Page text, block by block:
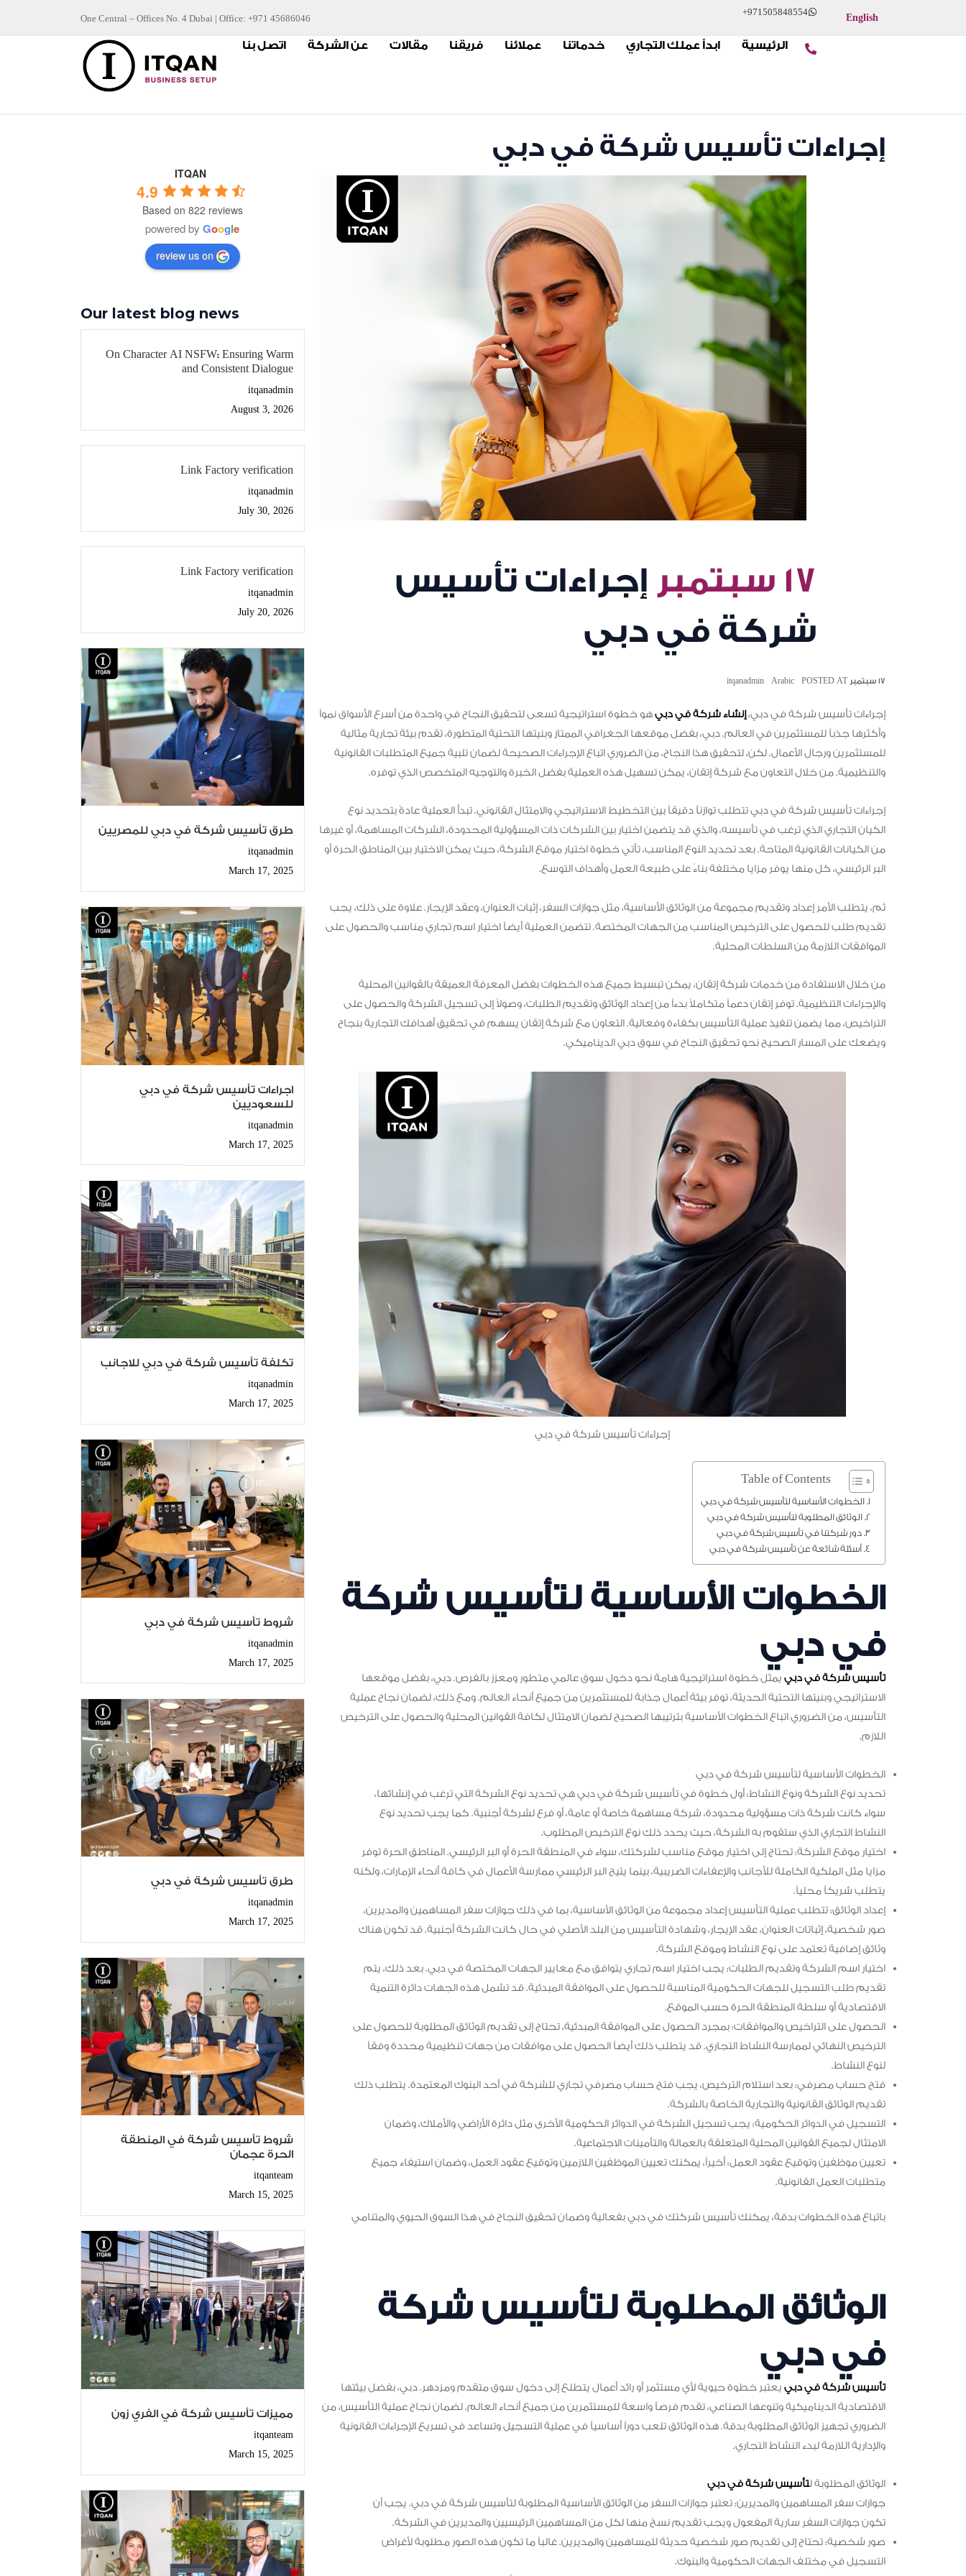
English
+971505848554
One Central – Offices No. 4 Dubai | Office: +971 45686046
الرئيسية ابدأ عملك التجاري خدماتنا عملائنا فريقنا مقالات عن الشركة اتصل بنا
إجراءات تأسيس شركة في دبي
١٧ سبتمبر
إجراءات تأسيس
شركة في دبي
١٧ سبتمبر POSTED AT Arabic
itqanadmin
إجراءات تأسيس شركة في دبي، إنشاء شركة في دبيهو خطوة استراتيجية تسعى لتحقيق النجاح في واحدة من أسرع الأسواق نمواً
وأكثرها جذباً للمستثمرين في العالم. دبي، بفضل موقعها الجغرافي الممتاز وبنيتها التحتية المتطورة، تقدم بيئة تجارية مثالية
للمستثمرين ورجال الأعمال. لكن، لتحقيق هذا النجاح، من الضروري اتباع الإجراءات الصحيحة لضمان تلبية جميع المتطلبات القانونية
والتنظيمية. من خلال التعاون مع شركة إتقان، يمكن تسهيل هذه العملية بفضل الخبرة والتوجيه المتخصص الذي توفره.
إجراءات تأسيس شركة في دبي تتطلب توازناً دقيقاً بين التخطيط الاستراتيجي والامتثال القانوني. تبدأ العملية عادةً بتحديد نوع
الكيان التجاري الذي ترغب في تأسيسه، والذي قد يتضمن اختيار بين الشركات ذات المسؤولية المحدودة، الشركات المساهمة، أو غيرها
من الكيانات القانونية المتاحة. بعد تحديد النوع المناسب، تأتي خطوة اختيار موقع الشركة، حيث يمكن الاختيار بين المناطق الحرة أو
البر الرئيسي، كل منها يوفر مزايا مختلفة بناءً على طبيعة العمل وأهداف التوسع.
ثم، يتطلب الأمر إعداد وتقديم مجموعة من الوثائق الأساسية، مثل جوازات السفر، إثبات العنوان، وعقد الإيجار. علاوة على ذلك، يجب
تقديم طلب للحصول على الترخيص المناسب من الجهات المختصة. تتضمن العملية أيضاً اختيار اسم تجاري مناسب والحصول على
الموافقات اللازمة من السلطات المحلية.
من خلال الاستفادة من خدمات شركة إتقان، يمكن تبسيط جميع هذه الخطوات بفضل المعرفة العميقة بالقوانين المحلية
والإجراءات التنظيمية. توفر إتقان دعماً متكاملاً بدءاً من إعداد الوثائق وتقديم الطلبات، وصولاً إلى تسجيل الشركة والحصول على
التراخيص، مما يضمن تنفيذ عملية التأسيس بكفاءة وفعالية. التعاون مع شركة إتقان يسهم في تحقيق أهدافك التجارية بنجاح
ويضعك على المسار الصحيح نحو تحقيق النجاح في سوق دبي الديناميكي.
إجراءات تأسيس شركة في دبي
Table of Contents
الخطوات الأساسية لتأسيس شركة في دبي
الوثائق المطلوبة لتأسيس شركة في دبي
دور شركتنا في تأسيس شركة في دبي
أسئلة شائعة عن تأسيس شركة في دبي
الخطوات الأساسية لتأسيس شركة
في دبي
تأسيس شركة في دبي يمثل خطوة استراتيجية هامة نحو دخول سوق عالمي متطور ومعزز بالفرص. دبي، بفضل موقعها
الاستراتيجي وبنيتها التحتية الحديثة، توفر بيئة أعمال جذابة للمستثمرين من جميع أنحاء العالم. ومع ذلك، لضمان نجاح عملية
التأسيس، من الضروري اتباع الخطوات الأساسية بترتيبها الصحيح لضمان الامتثال لكافة القوانين المحلية والحصول على الترخيص
اللازم.
الخطوات الأساسية لتأسيس شركة في دبي
تحديد نوع الشركة ونوع النشاط: أول خطوة في تأسيس شركة في دبي هي تحديد نوع الشركة التي ترغب في إنشائها،
سواء كانت شركة ذات مسؤولية محدودة، شركة مساهمة خاصة أو عامة، أو فرع لشركة أجنبية. كما يجب تحديد نوع
النشاط التجاري الذي ستقوم به الشركة، حيث يحدد ذلك نوع الترخيص المطلوب.
اختيار موقع الشركة: تحتاج إلى اختيار موقع مناسب لشركتك، سواء في المنطقة الحرة أو البر الرئيسي. المناطق الحرة توفر
مزايا مثل الملكية الكاملة للأجانب والإعفاءات الضريبية، بينما يتيح البر الرئيسي ممارسة الأعمال في كافة أنحاء الإمارات، ولكنه
يتطلب شريكاً محلياً.
إعداد الوثائق: تتطلب عملية التأسيس إعداد مجموعة من الوثائق الأساسية، بما في ذلك جوازات سفر المساهمين والمديرين،
صور شخصية، إثباتات العنوان، عقد الإيجار، وشهادة التأسيس من البلد الأصلي في حال كانت الشركة أجنبية. قد تكون هناك
وثائق إضافية تعتمد على نوع النشاط وموقع الشركة.
اختيار اسم الشركة وتقديم الطلبات: يجب اختيار اسم تجاري يتوافق مع معايير الجهات المختصة في دبي. بعد ذلك، يتم
تقديم طلب التسجيل للجهات الحكومية المناسبة للحصول على الموافقة المبدئية. قد تشمل هذه الجهات دائرة التنمية
الاقتصادية أو سلطة المنطقة الحرة حسب الموقع.
الحصول على التراخيص والموافقات: بمجرد الحصول على الموافقة المبدئية، تحتاج إلى تقديم الوثائق المطلوبة للحصول على
الترخيص النهائي لممارسة النشاط التجاري. قد يتطلب ذلك أيضاً الحصول على موافقات من جهات تنظيمية محددة وفقاً
لنوع النشاط.
فتح حساب مصرفي: بعد استلام الترخيص، يجب فتح حساب مصرفي تجاري للشركة في أحد البنوك المعتمدة. يتطلب ذلك
تقديم الوثائق القانونية والتجارية الخاصة بالشركة.
التسجيل في الدوائر الحكومية: يجب تسجيل الشركة في الدوائر الحكومية الأخرى مثل دائرة الأراضي والأملاك، وضمان
الامتثال لجميع القوانين المحلية المتعلقة بالعمالة والتأمينات الاجتماعية.
تعيين موظفين وتوقيع عقود العمل: أخيراً، يمكنك تعيين الموظفين اللازمين وتوقيع عقود العمل، وضمان استيفاء جميع
متطلبات العمل القانونية.
باتباع هذه الخطوات بدقة، يمكنك تأسيس شركتك في دبي بفعالية وضمان تحقيق النجاح في هذا السوق الحيوي والمتنامي
الوثائق المطلوبة لتأسيس شركة
في دبي
تأسيس شركة في دبي يعتبر خطوة حيوية لأي مستثمر أو رائد أعمال يتطلع إلى دخول سوق متقدم ومزدهر. دبي، بفضل بيئتها
الاقتصادية الديناميكية وتنوعها الصناعي، تقدم فرصاً واسعة للمستثمرين من جميع أنحاء العالم. لضمان نجاح عملية التأسيس، من
الضروري تجهيز الوثائق المطلوبة بدقة. هذه الوثائق تلعب دوراً أساسياً في عملية التسجيل وتساعد في تسريع الإجراءات القانونية
والإدارية اللازمة لبدء النشاط التجاري.
الوثائق المطلوبة لتأسيس شركة في دبي
جوازات سفر المساهمين والمديرين: تعتبر جوازات السفر من الوثائق الأساسية المطلوبة لتأسيس شركة في دبي. يجب أن
تكون جوازات السفر سارية المفعول ويجب تقديم نسخ منها لكل من المساهمين الرئيسيين والمديرين في الشركة.
صور شخصية: تحتاج إلى تقديم صور شخصية حديثة للمساهمين والمديرين. غالباً ما تكون هذه الصور مطلوبة لأغراض
التسجيل في مختلف الجهات الحكومية والبنوك.
ITQAN
4.9
Based on 822 reviews
powered by Google
review us on
Our latest blog news
On Character AI NSFW: Ensuring Warm
and Consistent Dialogue
itqanadmin
August 3, 2026
Link Factory verification
itqanadmin
July 30, 2026
Link Factory verification
itqanadmin
July 20, 2026
طرق تأسيس شركة في دبي للمصريين
itqanadmin
March 17, 2025
اجراءات تأسيس شركة في دبي
للسعوديين
itqanadmin
March 17, 2025
تكلفة تأسيس شركة في دبي للاجانب
itqanadmin
March 17, 2025
شروط تأسيس شركة في دبي
itqanadmin
March 17, 2025
طرق تأسيس شركة في دبي
itqanadmin
March 17, 2025
شروط تأسيس شركة في المنطقة
الحرة عجمان
itqanteam
March 15, 2025
مميزات تأسيس شركة في الفري زون
itqanteam
March 15, 2025